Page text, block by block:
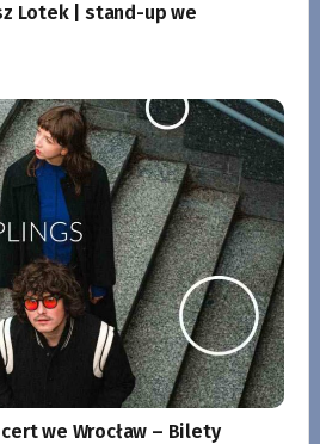
Lotek | stand-up we
we Wrocław – Bilety